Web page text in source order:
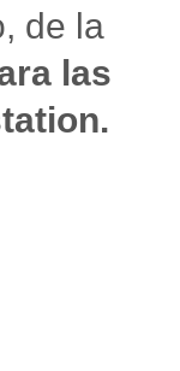
de la
las